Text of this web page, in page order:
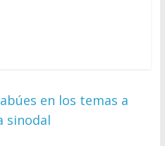
en los temas a
sinodal